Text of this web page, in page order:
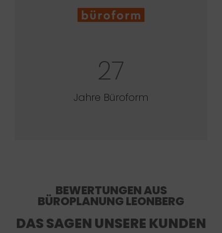
27
Jahre Büroform
BEWERTUNGEN AUS
BÜROPLANUNG LEONBERG
DAS SAGEN UNSERE KUNDEN